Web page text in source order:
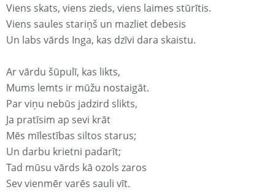
Viens skats, viens zieds, viens laimes stūrītis.
Viens saules stariņš un mazliet debesis
Un labs vārds Inga, kas dzīvi dara skaistu.
Ar vārdu šūpulī, kas likts,
Mums lemts ir mūžu nostaigāt.
Par viņu nebūs jadzird slikts,
Ja pratīsim ap sevi krāt
Mēs mīlestības siltos starus;
Un darbu krietni padarīt;
Tad mūsu vārds kā ozols zaros
Sev vienmēr varēs sauli vīt.